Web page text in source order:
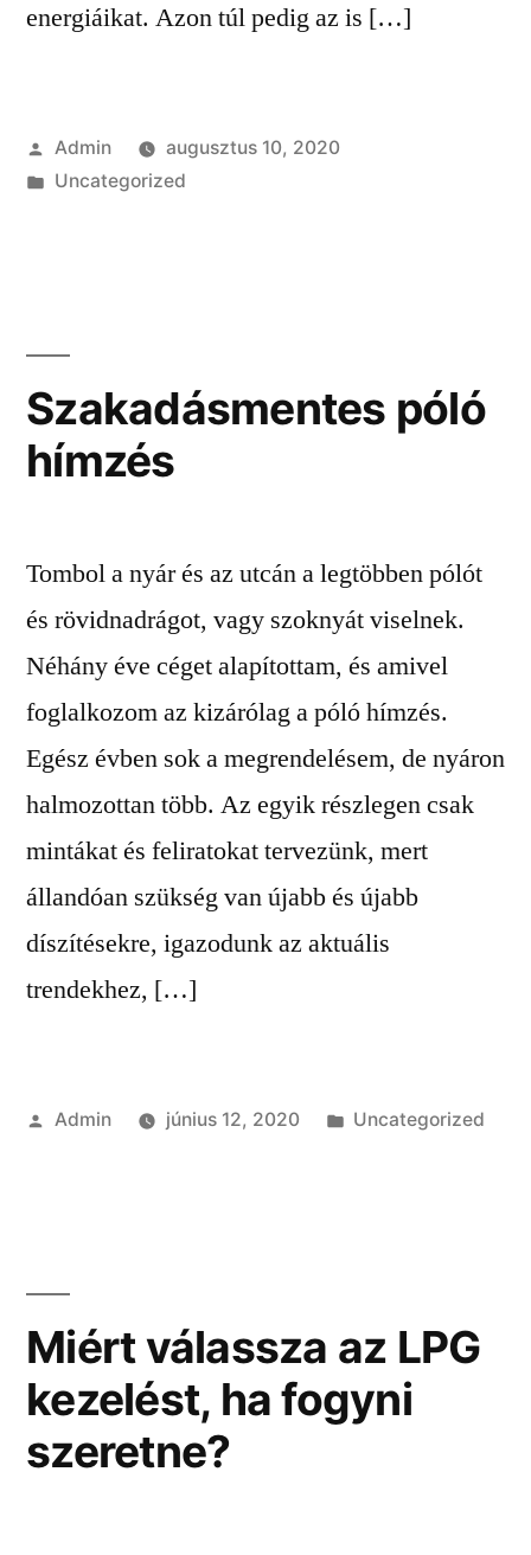
energiáikat. Azon túl pedig az is […]
Szerző:
Admin
augusztus 10, 2020
Kategória:
Uncategorized
Szakadásmentes póló
hímzés
Tombol a nyár és az utcán a legtöbben pólót
és rövidnadrágot, vagy szoknyát viselnek.
Néhány éve céget alapítottam, és amivel
foglalkozom az kizárólag a póló hímzés.
Egész évben sok a megrendelésem, de nyáron
halmozottan több. Az egyik részlegen csak
mintákat és feliratokat tervezünk, mert
állandóan szükség van újabb és újabb
díszítésekre, igazodunk az aktuális
trendekhez, […]
Szerző:
Admin június 12, 2020 Kategória:
Uncategorized
Miért válassza az LPG
kezelést, ha fogyni
szeretne?